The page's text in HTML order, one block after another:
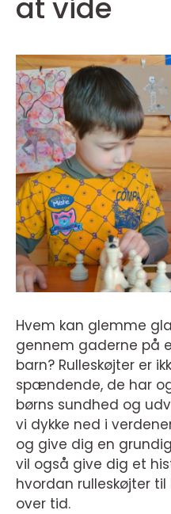
at vide
Hvem kan glemme
gennem gaderne på
barn? Rulleskøjter er
spændende, de har
børns sundhed og
vi dykke ned i
og give dig en
vil også give dig et
hvordan rulleskøjter
over tid.